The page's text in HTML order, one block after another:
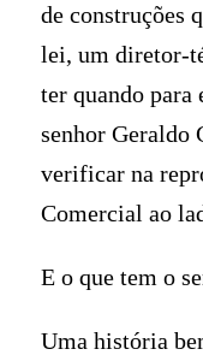
de construções
lei, um diretor-
ter quando
senhor Geraldo
verificar na
Comercial ao
E o que tem o
Uma história